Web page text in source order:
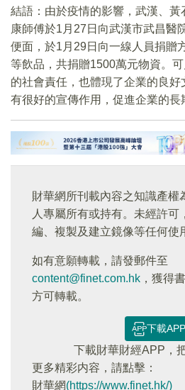
結語：由於疫情的影響，武漢、黃
康師傅於1月27日向武漢市武昌醫
便面，於1月29日向一線人員捐贈
等飲品，共捐贈1500萬元物資。
的社會責任，也體現了企業的良
有很好的宣傳作用，促進企業的長
財華網所刊載內容之知識產權
人專屬所有或持有。未經許可
編、複製及建立鏡像等任何使
如有意願轉載，請發郵件至
content@finet.com.hk ，獲得
方可轉載。
下載APP
下載財華財經APP，
更多精彩内容，請點擊：
財華網(https://www.finet.hk/)